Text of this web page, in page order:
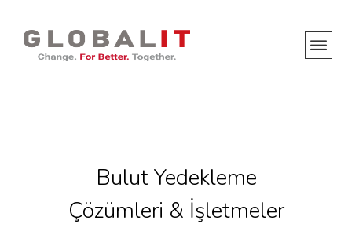
Bulut Yedekleme
Çözümleri & İşletmeler